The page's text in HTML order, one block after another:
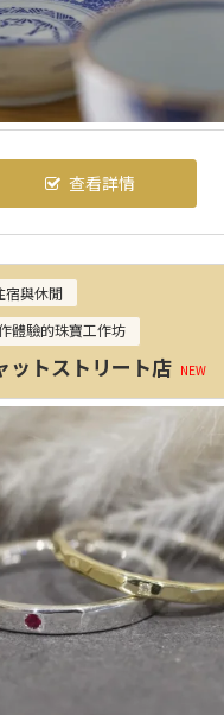
查看詳情
宿與休閒
體驗的珠寶工作坊
トストリート店 NEW